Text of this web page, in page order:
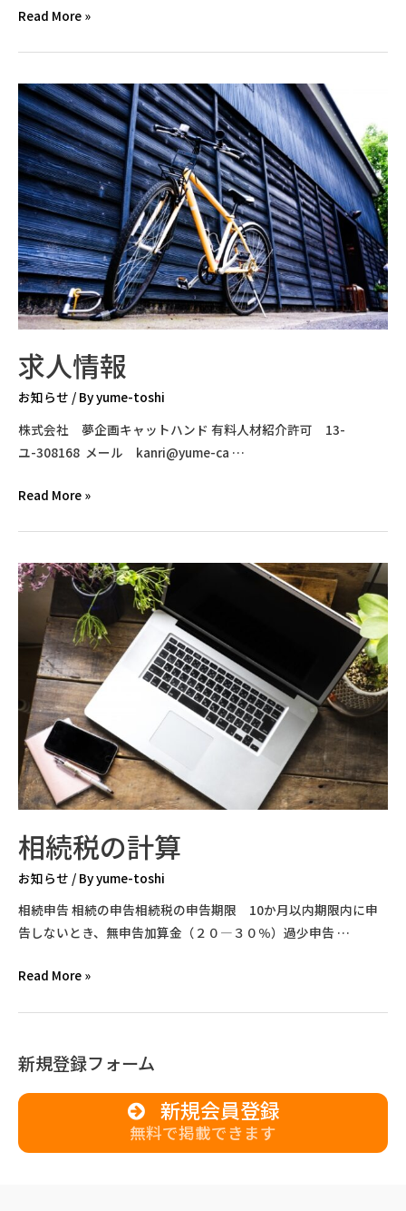
求
６
０
歳
以
上
で
も、
技
術
を
お
持
ち
か
た、
ご
登
く
さ
い
Read More »
求人情報
お知らせ / Byyume-toshi
株式会社 夢企画キャットハンド 有料人材紹介許可 13-
ユ-308168 メール kanri@yume-ca …
求
報
Read More »
相続税の計算
お知らせ / Byyume-toshi
相続申告 相続の申告相続税の申告期限 10か月以内期限内に申
告しないとき、無申告加算金（２０―３０％）過少申告 …
相
計
Read More »
新規登録フォーム
新規会員登録
無料で掲載できます